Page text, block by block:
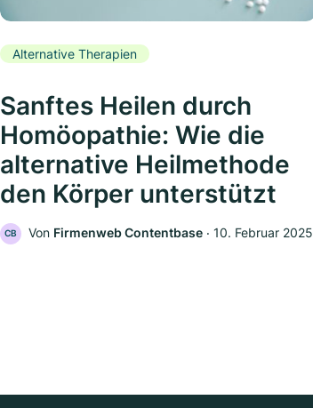
Alternative Therapien
Sanftes Heilen durch
Homöopathie: Wie die
alternative Heilmethode
den Körper unterstützt
CB Von Firmenweb Contentbase ‧ 10. Februar 2025